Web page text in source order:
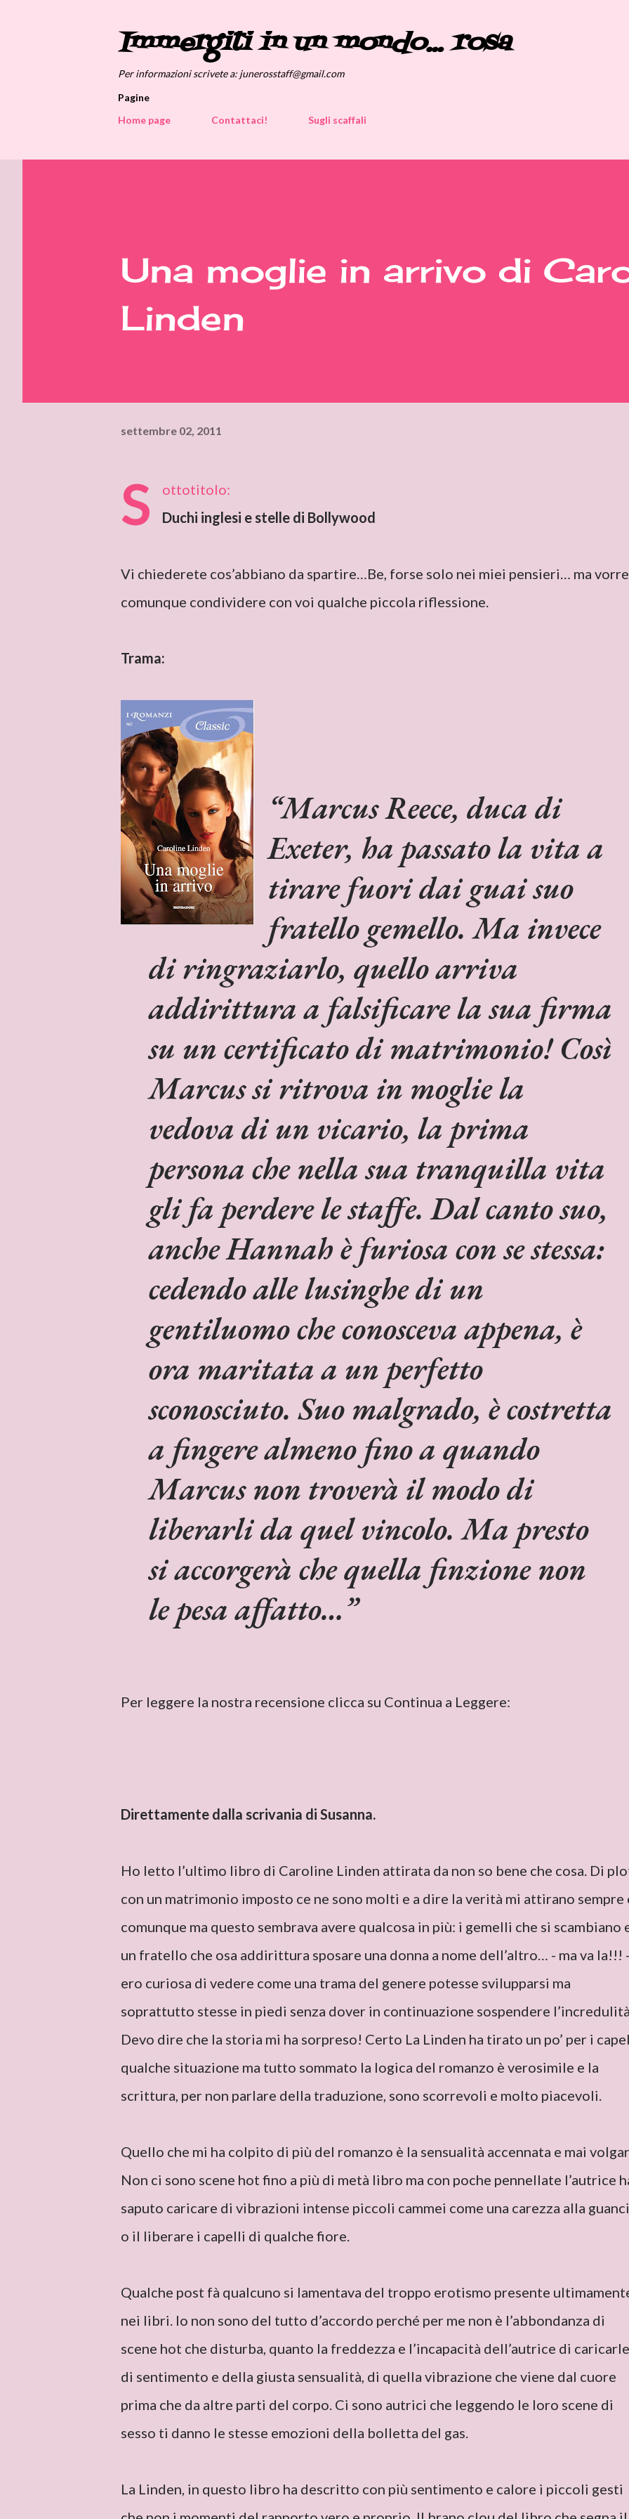
Immergiti in un mondo... rosa
Per informazioni scrivete a: junerosstaff@gmail.com
Pagine
Home page
Contattaci! Sugli scaffali
Una moglie in arrivo di
Linden
settembre 02, 2011
S
ottotitolo:
Duchi inglesi e stelle di Bollywood
Vi chiederete cos’abbiano da spartire…Be, forse solo nei miei pensieri… ma
comunque condividere con voi qualche piccola riflessione.
Trama:
Marcus Reece, duca di
Exeter, ha passato la vita a
tirare fuori dai guai suo
fratello gemello. Ma invece
di ringraziarlo, quello arriva
addirittura a falsificare la sua firma
su un certificato di matrimonio! Così
Marcus si ritrova in moglie la
vedova di un vicario, la prima
persona che nella sua tranquilla vita
gli fa perdere le staffe. Dal canto suo,
anche Hannah è furiosa con se stessa:
cedendo alle lusinghe di un
gentiluomo che conosceva appena, è
ora maritata a un perfetto
sconosciuto. Suo malgrado, è costretta
a fingere almeno fino a quando
Marcus non troverà il modo di
liberarli da quel vincolo. Ma presto
si accorgerà che quella finzione non
le pesa affatto…
Per leggere la nostra recensione clicca su Continua a Leggere:
Direttamente dalla scrivania di Susanna.
Ho letto l’ultimo libro di Caroline Linden attirata da non so bene che cosa. Di
con un matrimonio imposto ce ne sono molti e a dire la verità mi attirano sempre
comunque ma questo sembrava avere qualcosa in più: i gemelli che si scambiano
un fratello che osa addirittura sposare una donna a nome dell’altro… - ma va la!!!
ero curiosa di vedere come una trama del genere potesse svilupparsi ma
soprattutto stesse in piedi senza dover in continuazione sospendere
Devo dire che la storia mi ha sorpreso! Certo La Linden ha tirato un po’ per i
qualche situazione ma tutto sommato la logica del romanzo è verosimile e la
scrittura, per non parlare della traduzione, sono scorrevoli e molto piacevoli.
Quello che mi ha colpito di più del romanzo è la sensualità accennata e mai
Non ci sono scene hot fino a più di metà libro ma con poche pennellate l’autrice
saputo caricare di vibrazioni intense piccoli cammei come una carezza alla
o il liberare i capelli di qualche fiore.
Qualche post fà qualcuno si lamentava del troppo erotismo presente
nei libri. Io non sono del tutto d’accordo perché per me non è l’abbondanza di
scene hot che disturba, quanto la freddezza e l’incapacità dell’autrice di caricarle
di sentimento e della giusta sensualità, di quella vibrazione che viene dal cuore
prima che da altre parti del corpo. Ci sono autrici che leggendo le loro scene di
sesso ti danno le stesse emozioni della bolletta del gas.
La Linden, in questo libro ha descritto con più sentimento e calore i piccoli gesti